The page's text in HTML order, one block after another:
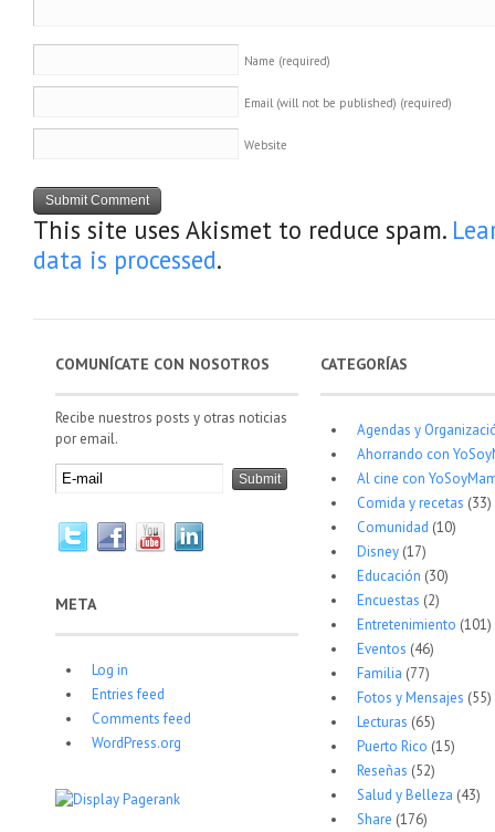
Name (required)
Email (will not be published) (required)
Website
This site uses Akismet to reduce spam.
data is processed.
COMUNÍCATE CON NOSOTROS
Recibe nuestros posts y otras noticias
por email.
META
Log in
Entries feed
Comments feed
WordPress.org
CATEGORÍAS
Agendas y
Ahorrando con
Al cine con
Comida y recetas (33)
Comunidad (10)
Disney(17)
Educación (30)
Encuestas (2)
Entretenimiento (101)
Eventos (46)
Familia (77)
Fotos y Mensajes (55)
Lecturas (65)
Puerto Rico (15)
Reseñas (52)
Salud y Belleza (43)
Share (176)